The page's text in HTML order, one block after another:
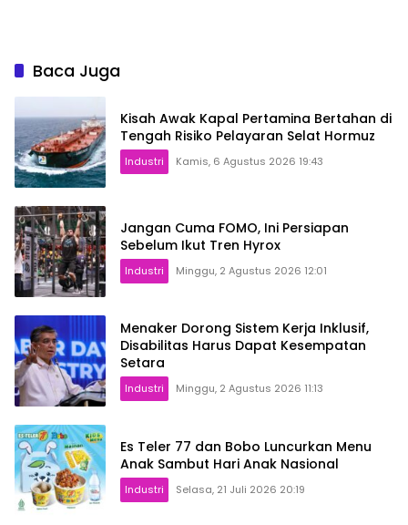
Baca Juga
Kisah Awak Kapal Pertamina Bertahan di
Tengah Risiko Pelayaran Selat Hormuz
Industri Kamis, 6 Agustus 2026 19:43
Jangan Cuma FOMO, Ini Persiapan
Sebelum Ikut Tren Hyrox
Industri Minggu, 2 Agustus 2026 12:01
Menaker Dorong Sistem Kerja Inklusif,
Disabilitas Harus Dapat Kesempatan
Setara
Industri Minggu, 2 Agustus 2026 11:13
Es Teler 77 dan Bobo Luncurkan Menu
Anak Sambut Hari Anak Nasional
Industri Selasa, 21 Juli 2026 20:19